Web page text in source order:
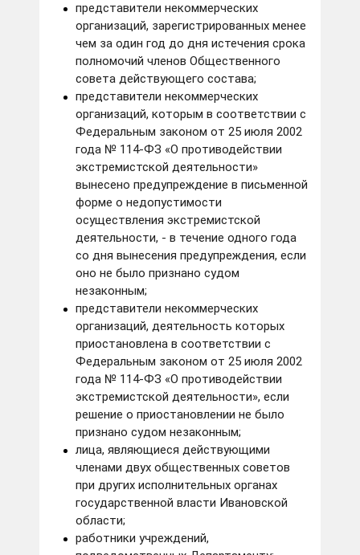
представители некоммерческих
организаций, зарегистрированных менее
чем за один год до дня истечения срока
полномочий членов Общественного
совета действующего состава;
представители некоммерческих
организаций, которым в соответствии с
Федеральным законом от 25 июля 2002
года № 114-ФЗ «О противодействии
экстремистской деятельности»
вынесено предупреждение в письменной
форме о недопустимости
осуществления экстремистской
деятельности, - в течение одного года
со дня вынесения предупреждения, если
оно не было признано судом
незаконным;
представители некоммерческих
организаций, деятельность которых
приостановлена в соответствии с
Федеральным законом от 25 июля 2002
года № 114-ФЗ «О противодействии
экстремистской деятельности», если
решение о приостановлении не было
признано судом незаконным;
лица, являющиеся действующими
членами двух общественных советов
при других исполнительных органах
государственной власти Ивановской
области;
работники учреждений,